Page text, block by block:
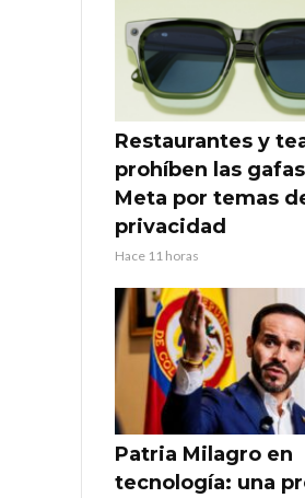
Restaurantes y
prohíben las
Meta por temas
privacidad
Hace 11 horas
Patria Milagro en
tecnología: una